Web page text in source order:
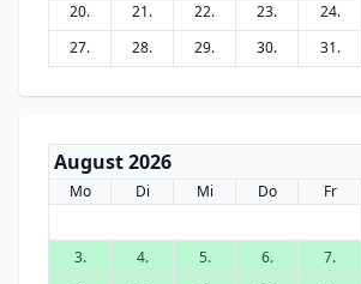
20.
21. 22. 23. 24.
27.
28. 29. 30. 31.
August 2026
Mo Di Mi Do Fr
3.
4. 5. 6. 7.